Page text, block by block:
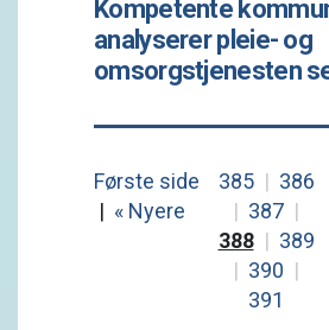
Kompetente
analyserer pleie- og
omsorgstjenesten
Første side
| « Nyere
385 | 386
| 387 |
388 | 389
| 390 |
391